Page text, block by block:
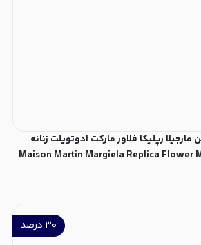
رپلیکا فلاور مارکت ادوتویلت زنانه
Maison Martin Margiela Replica Flower
۳۰ درصد